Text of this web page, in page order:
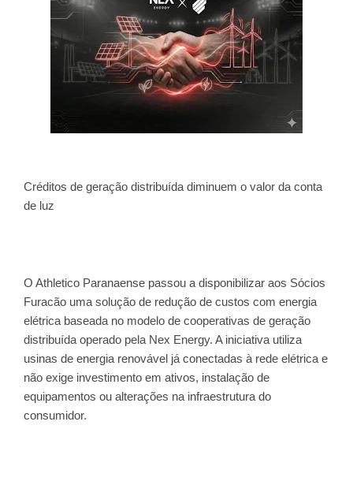
Créditos de geração distribuída diminuem o valor da conta
de luz
O Athletico Paranaense passou a disponibilizar aos Sócios
Furacão uma solução de redução de custos com energia
elétrica baseada no modelo de cooperativas de geração
distribuída operado pela Nex Energy. A iniciativa utiliza
usinas de energia renovável já conectadas à rede elétrica e
não exige investimento em ativos, instalação de
equipamentos ou alterações na infraestrutura do
consumidor.